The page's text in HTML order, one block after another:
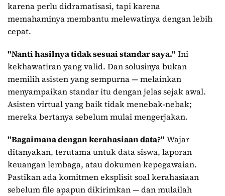
karena perlu didramatisasi, tapi karena
memahaminya membantu melewatinya dengan lebih
cepat.
"Nanti hasilnya tidak sesuai standar saya." Ini
kekhawatiran yang valid. Dan solusinya bukan
memilih asisten yang sempurna — melainkan
menyampaikan standar itu dengan jelas sejak awal.
Asisten virtual yang baik tidak menebak-nebak;
mereka bertanya sebelum mulai mengerjakan.
"Bagaimana dengan kerahasiaan data?" Wajar
ditanyakan, terutama untuk data siswa, laporan
keuangan lembaga, atau dokumen kepegawaian.
Pastikan ada komitmen eksplisit soal kerahasiaan
sebelum file apapun dikirimkan — dan mulailah